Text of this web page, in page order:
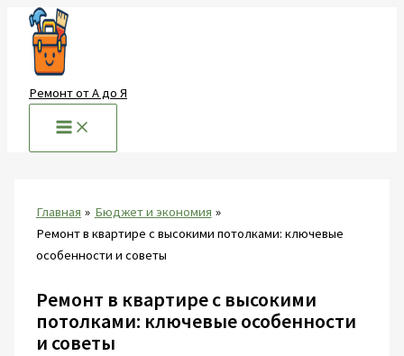
Перейти
содержимому
Ремонт от А до Я
Главная
Бюджет и экономия
Ремонт в квартире с высокими потолками: ключевые
особенности и советы
Ремонт в квартире с высокими
потолками: ключевые особенности
и советы